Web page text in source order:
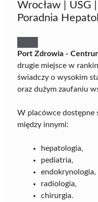
Wrocław | USG |
Poradnia
Port Zdrowia -
drugie miejsce w
świadczy o wysokim
oraz dużym zaufaniu
W placówce dostępne
między innymi:
hepatologia,
pediatria,
endokrynologia,
radiologia,
chirurgia.